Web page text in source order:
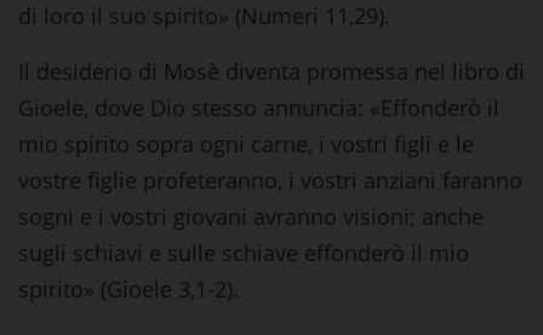
di loro il suo spirito» (Numeri 11,29).
Il desiderio di Mosè diventa promessa nel libro di
Gioele, dove Dio stesso annuncia: «Effonderò il
mio spirito sopra ogni carne, i vostri figli e le
vostre figlie profeteranno, i vostri anziani faranno
sogni e i vostri giovani avranno visioni; anche
sugli schiavi e sulle schiave effonderò il mio
spirito» (Gioele 3,1-2).